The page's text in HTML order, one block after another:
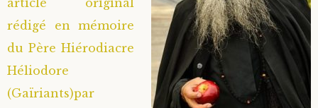
article original
rédigé en mémoire
du Père Hiérodiacre
Héliodore
(Gaïriants)par